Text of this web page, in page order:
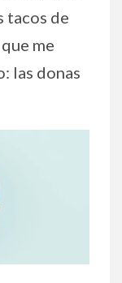
tacos de
me
las donas